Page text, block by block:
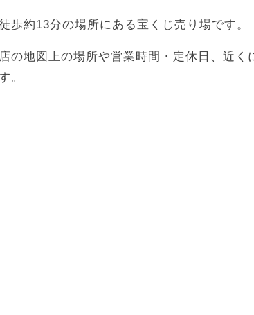
歩約13分の場所にある宝くじ売り場です。
の地図上の場所や営業時間・定休日、近く
。